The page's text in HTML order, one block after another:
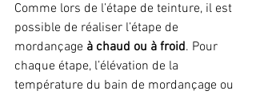
Comme lors de l’étape de teinture, il est
possible de réaliser l’étape de
mordançage à chaud ou à froid. Pour
chaque étape, l’élévation de la
température du bain de mordançage ou